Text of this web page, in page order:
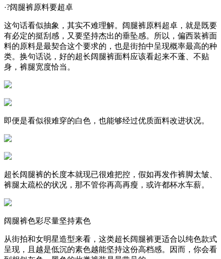
·?阔腿裤原料要超卓
这句话看似抽象，其实不难理解。阔腿裤原料超卓，就是既要
有必定的挺刮感，又要坚持杰出的垂坠感。所以，偏西装裤面
料的原料是最契合这个要求的，也是街拍中呈现概率最高的种
类。换句话说，好的超长阔腿裤面料应该看起来不蓬、不贴
身，裤腿宽度恰当。
即便是看似很难穿的白色，也能够经过优质面料改进状况。
超长阔腿裤的长度本就现已很难把控，假如再发作裤脚太皱、
裤腿太疏松的状况，那不管你再高再瘦，或许都杯水车薪。
阔腿裤色彩尽量坚持素色
从街拍和女明星造型来看，这类超长阔腿裤更适合以纯色款式
呈现，且越是低沉的素色越能坚持这份高档感。因而，你会看